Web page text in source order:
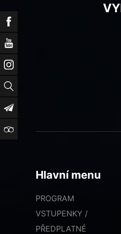
Facebook
YouTube
Instagram
Vyhledat
Newsletter
TripAdvisor
Hlavní menu
PROGRAM
VSTUPENKY /
PŘEDPLATNÉ